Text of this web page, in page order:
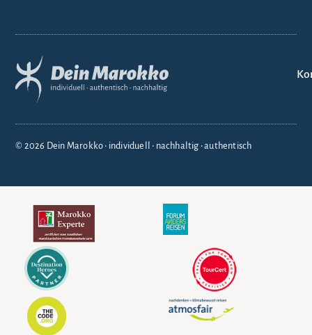
© 2026 Dein Marokko • individuell • nachhaltig • authentisch